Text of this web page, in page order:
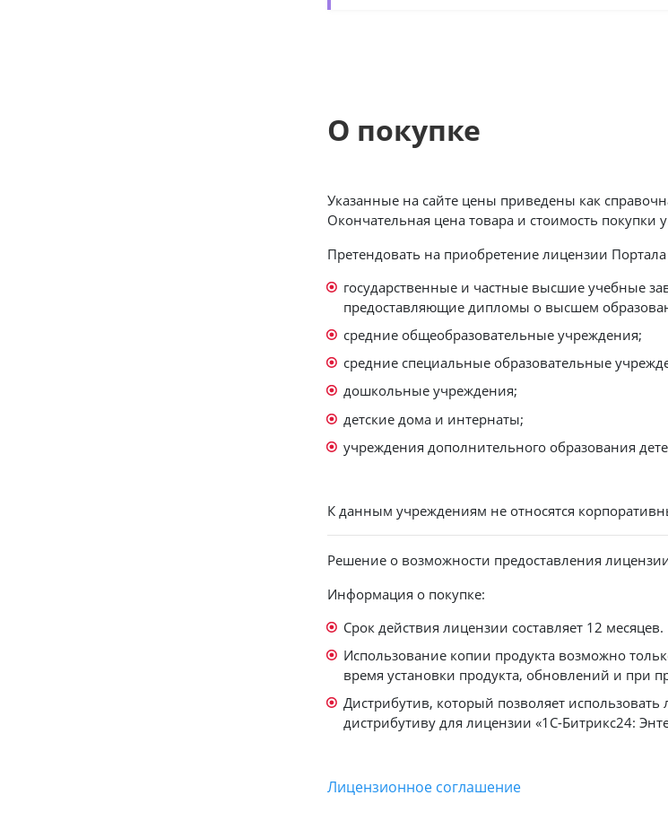
О покупке
Указанные на сайте цены приведены как
Окончательная цена товара и стоимость покупки
Претендовать на приобретение лицензии
государственные и частные высшие учебные
предоставляющие дипломы о высшем
средние общеобразовательные учреждения;
средние специальные образовательные
дошкольные учреждения;
детские дома и интернаты;
учреждения дополнительного образования
К данным учреждениям не относятся
Решение о возможности предоставления
Информация о покупке:
Срок действия лицензии составляет 12 месяцев.
Использование копии продукта возможно
время установки продукта, обновлений и при
Дистрибутив, который позволяет использовать
дистрибутиву для лицензии «1С-Битрикс24:
Лицензионное соглашение